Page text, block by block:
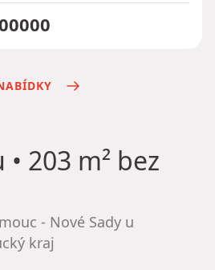
• 203 m² bez
- Nové Sady u
kraj